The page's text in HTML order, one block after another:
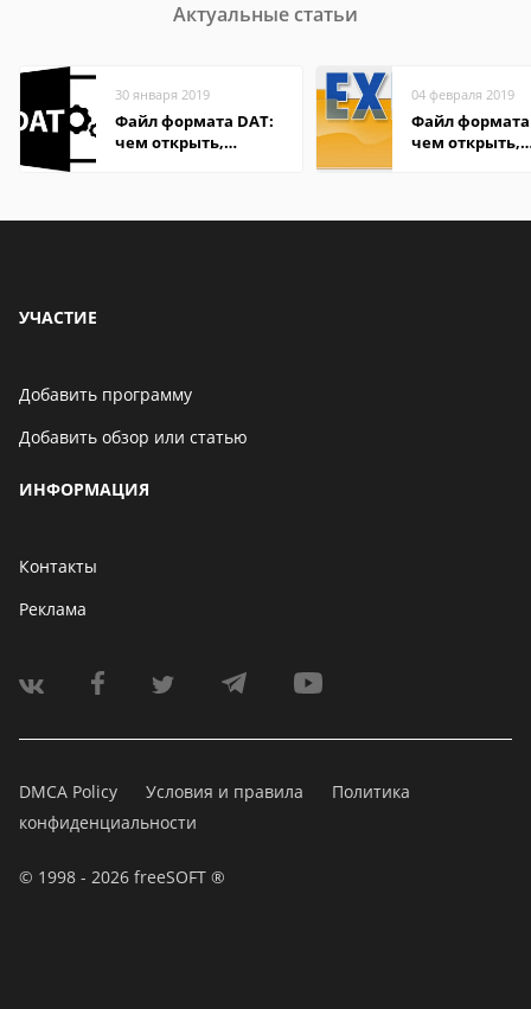
Актуальные статьи
30 января 2019
Файл формата DAT:
чем открыть,
04 февраля 2019
Файл
чем открыть,
УЧАСТИЕ
Добавить программу
Добавить обзор или статью
ИНФОРМАЦИЯ
Контакты
Реклама
DMCA Policy Условия и правила
Политика
конфиденциальности
© 1998 - 2026 freeSOFT ®